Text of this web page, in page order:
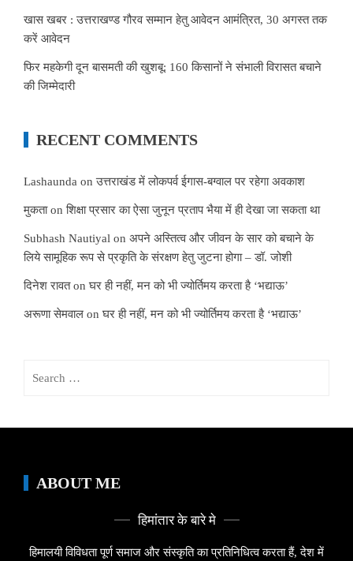
खास खबर : उत्तराखण्ड गौरव सम्मान हेतु आवेदन आमंत्रित, 30 अगस्त तक
करें आवेदन
फिर महकेगी दून बासमती की खुशबू: 160 किसानों ने संभाली विरासत बचाने
की जिम्मेदारी
RECENT COMMENTS
Lashaunda onउत्तराखंड में लोकपर्व ईगास-बग्वाल पर रहेगा अवकाश
मुकताonशिक्षा प्रसार का ऐसा जुनून प्रताप भैया में ही देखा जा सकता था
Subhash Nautiyal on अपने अस्तित्व और जीवन के सार को बचाने के
लिये सामूहिक रूप से प्रकृति के संरक्षण हेतु जुटना होगा – डॉ. जोशी
दिनेश रावतonघर ही नहीं, मन को भी ज्योर्तिमय करता है ‘भद्याऊ’
अरूणा सेमवाल onघर ही नहीं, मन को भी ज्योर्तिमय करता है ‘भद्याऊ’
ABOUT ME
हिमांतार के बारे मे
हिमालयी विविधता पूर्ण समाज और संस्कृति का प्रतिनिधित्व करता हैं, देश में